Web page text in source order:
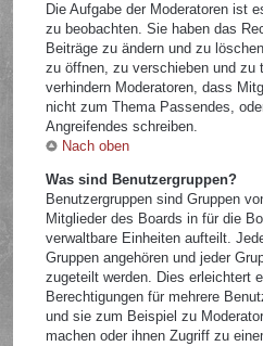
Die Aufgabe der Moderatoren ist
zu beobachten. Sie haben das
Beiträge zu ändern und zu
zu öffnen, zu verschieben und zu
verhindern Moderatoren, dass
nicht zum Thema Passendes,
Angreifendes schreiben.
Nach oben
Was sind Benutzergruppen?
Benutzergruppen sind Gruppen
Mitglieder des Boards in für die
verwaltbare Einheiten aufteilt.
Gruppen angehören und jeder
zugeteilt werden. Dies erleichtert
Berechtigungen für mehrere
und sie zum Beispiel zu
machen oder ihnen Zugriff zu